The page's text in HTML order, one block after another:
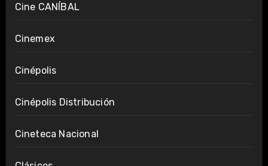
Cine CANÍBAL
Cinemex
Cinépolis
Cinépolis Distribución
Cineteca Nacional